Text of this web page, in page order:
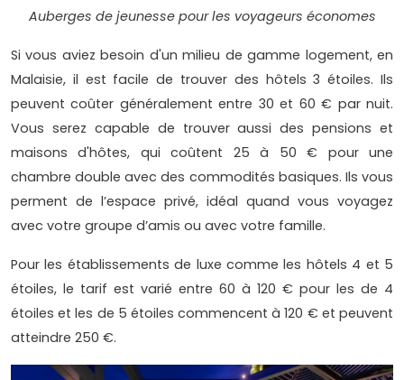
Auberges de jeunesse pour les voyageurs économes
Si vous aviez besoin d'un milieu de gamme logement, en
Malaisie, il est facile de trouver des hôtels 3 étoiles. Ils
peuvent coûter généralement entre 30 et 60 € par nuit.
Vous serez capable de trouver aussi des pensions et
maisons d'hôtes, qui coûtent 25 à 50 € pour une
chambre double avec des commodités basiques. Ils vous
perment de l’espace privé, idéal quand vous voyagez
avec votre groupe d’amis ou avec votre famille.
Pour les établissements de luxe comme les hôtels 4 et 5
étoiles, le tarif est varié entre 60 à 120 € pour les de 4
étoiles et les de 5 étoiles commencent à 120 € et peuvent
atteindre 250 €.